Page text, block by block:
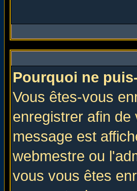
Pourquoi ne
Vous êtes-vous
enregistrer afin de
message est
webmestre ou
vous vous êtes